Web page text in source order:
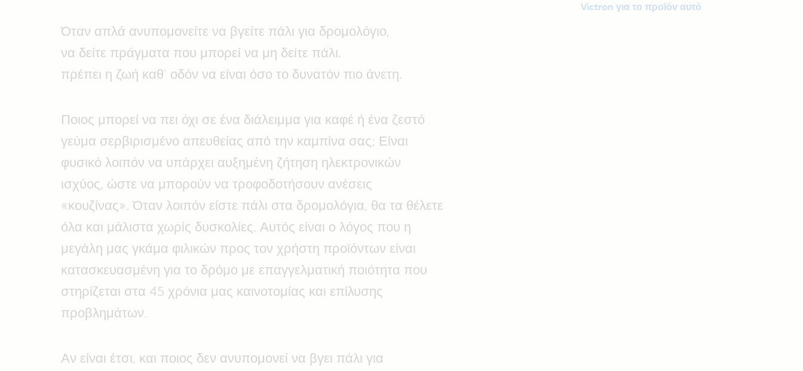
Όταν απλά ανυπομονείτε να βγείτε πάλι για δρομολόγιο,
να δείτε πράγματα που μπορεί να μη δείτε πάλι.
πρέπει η ζωή καθ’ οδόν να είναι όσο το δυνατόν πιο άνετη.
Ποιος μπορεί να πει όχι σε ένα διάλειμμα για καφέ ή ένα ζεστό
γεύμα σερβιρισμένο απευθείας από την καμπίνα σας; Είναι
φυσικό λοιπόν να υπάρχει αυξημένη ζήτηση ηλεκτρονικών
ισχύος, ώστε να μπορούν να τροφοδοτήσουν ανέσεις
«κουζίνας». Όταν λοιπόν είστε πάλι στα δρομολόγια, θα τα θέλετε
όλα και μάλιστα χωρίς δυσκολίες. Αυτός είναι ο λόγος που η
μεγάλη μας γκάμα φιλικών προς τον χρήστη προϊόντων είναι
κατασκευασμένη για το δρόμο με επαγγελματική ποιότητα που
στηρίζεται στα 45 χρόνια μας καινοτομίας και επίλυσης
προβλημάτων.
Αν είναι έτσι, και ποιος δεν ανυπομονεί να βγει πάλι για
Victron για το προϊόν αυτό